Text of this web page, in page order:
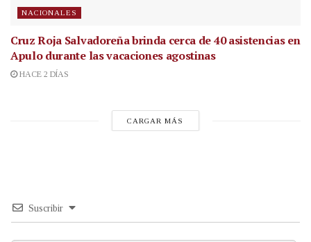
NACIONALES
Cruz Roja Salvadoreña brinda cerca de 40 asistencias en
Apulo durante las vacaciones agostinas
HACE 2 DÍAS
CARGAR MÁS
Suscribir